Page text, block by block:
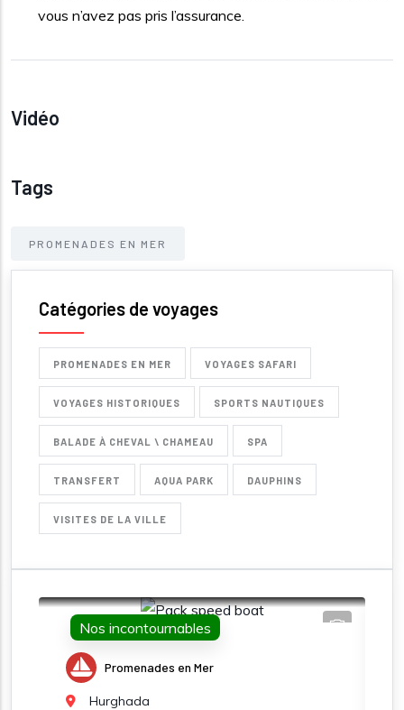
vous n’avez pas pris l’assurance.
Vidéo
Tags
PROMENADES EN MER
Catégories de voyages
PROMENADES EN MER VOYAGES SAFARI
VOYAGES HISTORIQUES SPORTS NAUTIQUES
BALADE À CHEVAL \ CHAMEAU SPA
TRANSFERT AQUA PARK DAUPHINS
VISITES DE LA VILLE
Nos incontournables
Promenades en Mer
Hurghada